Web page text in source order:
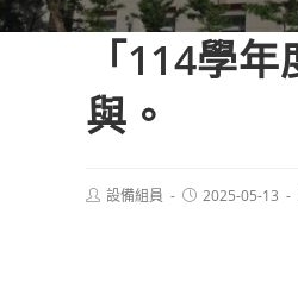
「114學
與。
Post設備組員
Post2025-05-13